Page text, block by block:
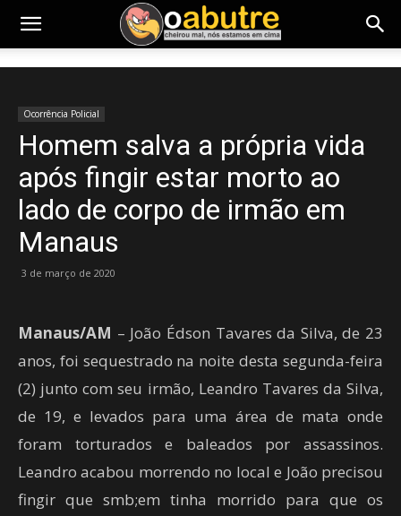
Ocorrência Policial
Homem salva a própria vida
após fingir estar morto ao
lado de corpo de irmão em
Manaus
3 de março de 2020
Manaus/AM – João Édson Tavares da Silva, de 23
anos, foi sequestrado na noite desta segunda-feira
(2) junto com seu irmão, Leandro Tavares da Silva,
de 19, e levados para uma área de mata onde
foram torturados e baleados por assassinos.
Leandro acabou morrendo no local e João precisou
fingir que smb;em tinha morrido para que os